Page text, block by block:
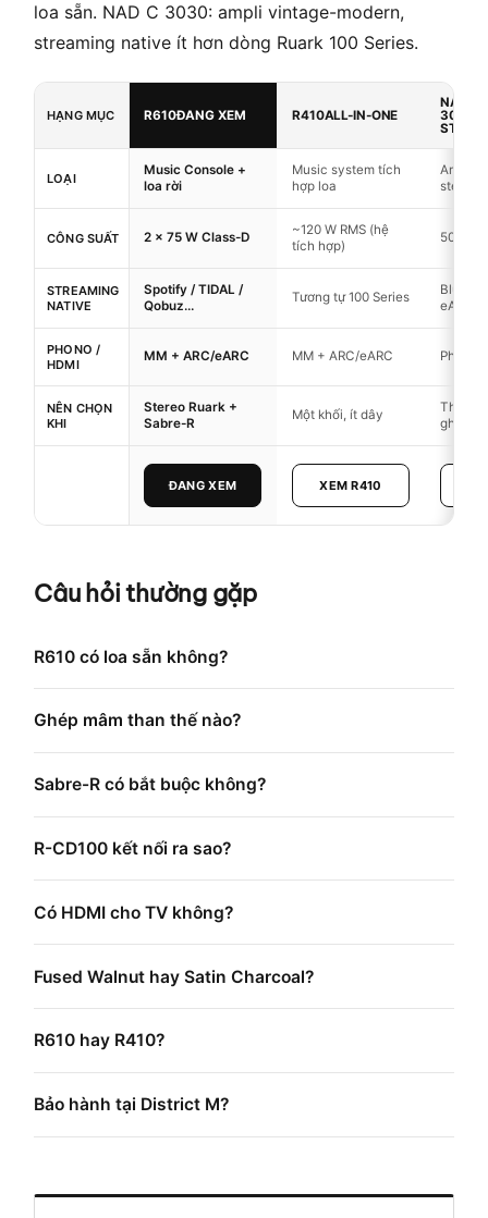
loa sẵn. NAD C 3030: ampli vintage-modern,
streaming native ít hơn dòng Ruark 100 Series.
HẠNG MỤC R610ĐANG XEM R410ALL-IN-ONE
NAD C
3030
LOẠI
Music Console +
loa rời
Music system tích
hợp loa
Ampli
stereo
CÔNG SUẤT 2 × 75 W Class-D
~120 W RMS (hệ
tích hợp)
50 W/
STREAMING
NATIVE
Spotify / TIDAL /
Qobuz…
Tương tự 100 Series
eARC
PHONO /
HDMI
MM + ARC/eARC MM + ARC/eARC Phono
NÊN CHỌN
KHI
Stereo Ruark +
Sabre-R
Một khối, ít dây
Thẩm
ghép
ĐANG XEM XEM R410
Câu hỏi thường gặp
R610 có loa sẵn không?
Ghép mâm than thế nào?
Sabre-R có bắt buộc không?
R-CD100 kết nối ra sao?
Có HDMI cho TV không?
Fused Walnut hay Satin Charcoal?
R610 hay R410?
Bảo hành tại District M?